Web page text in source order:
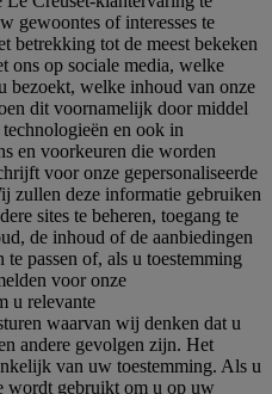
gewoontes of interesses te
betrekking tot de meest bekeken
ons op sociale media, welke
bezoekt, welke inhoud van onze
dit voornamelijk door middel
en ook in
en voorkeuren die worden
voor onze gepersonaliseerde
zullen deze informatie gebruiken
sites te beheren, toegang te
de inhoud of de aanbiedingen
passen of, als u toestemming
voor onze
u relevante
waarvan wij denken dat u
andere gevolgen zijn. Het
van uw toestemming. Als u
wordt gebruikt om u op uw